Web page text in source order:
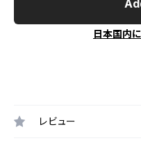
日本国内
レビュー